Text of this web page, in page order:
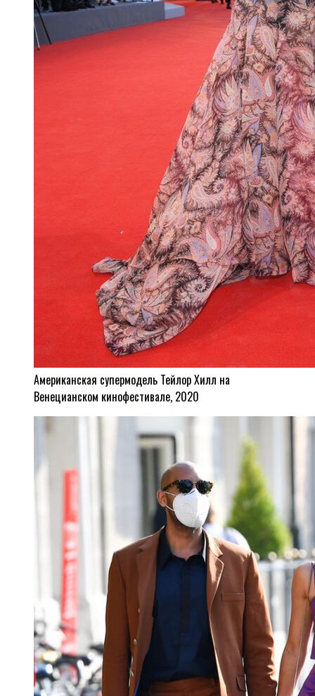
Американская супермодель Тейлор Хилл на
Венецианском кинофестивале, 2020